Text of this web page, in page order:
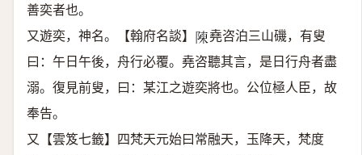
善奕者也。
又遊奕，神名。【翰府名談】 𨻰 堯咨泊三山磯，有叟
曰：午日午後，舟行必覆。堯咨聽其言，是日行舟者盡
溺。復見前叟，曰：某江之遊奕將也。公位極人臣，故
奉告。
又【雲笈七籤】四梵天元始曰常融天，玉降天，梵度